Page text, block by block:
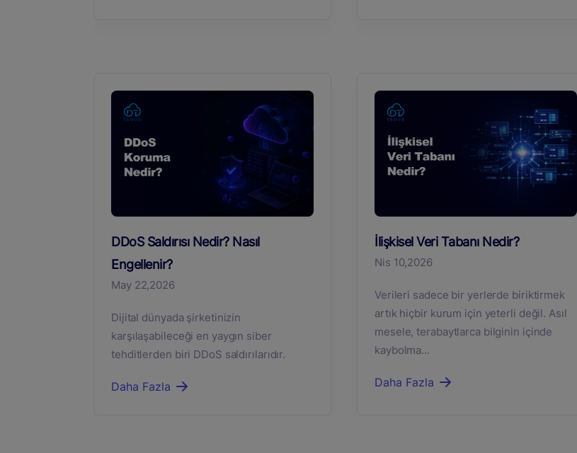
DDoS Saldırısı Nedir? Nasıl
Engellenir?
May 22,2026
Dijital dünyada şirketinizin
karşılaşabileceği en yaygın siber
tehditlerden biri DDoS saldırılarıdır.
Daha Fazla
İlişkisel Veri Tabanı Nedir?
Nis 10,2026
Verileri sadece bir yerlerde biriktirmek
artık hiçbir kurum için yeterli değil. Asıl
mesele, terabaytlarca bilginin içinde
kaybolma...
Daha Fazla